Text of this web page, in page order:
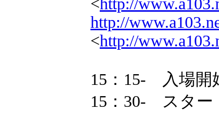
<http://
http://
<http://
15：15- 入場開
15：30- スター